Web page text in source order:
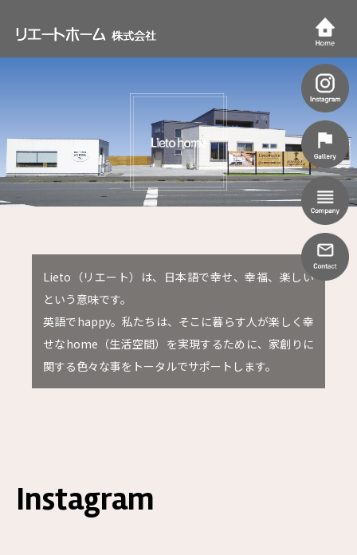
Lieto（リエート）は、日本語で幸せ、幸福、楽しい
という意味です。
英語でhappy。私たちは、そこに暮らす人が楽しく幸
せなhome（生活空間）を実現するために、家創りに
関する色々な事をトータルでサポートします。
Instagram